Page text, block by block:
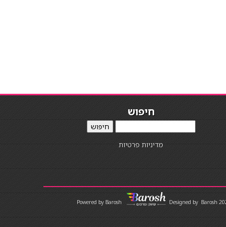
חיפוש
חיפוש
מדיניות פרטיות
Designed byBarosh